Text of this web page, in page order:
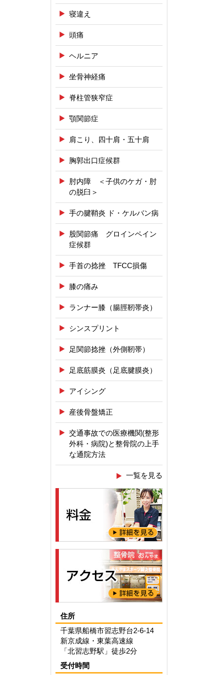
寝違え
頭痛
ヘルニア
坐骨神経痛
脊柱管狭窄症
顎関節症
肩こり、四十肩・五十肩
胸郭出口症候群
肘内障 ＜子供のケガ・肘
の脱臼＞
手の腱鞘炎 ド・ケルバン病
股関節痛 グロインペイン
症候群
手首の捻挫 TFCC損傷
膝の痛み
ランナー膝（腸脛靭帯炎）
シンスプリント
足関節捻挫（外側靭帯）
足底筋膜炎（足底腱膜炎）
アイシング
産後骨盤矯正
交通事故での医療機関(整形
外科・病院)と整骨院の上手
な通院方法
一覧を見る
住所
千葉県船橋市習志野台2-6-14
新京成線・東葉高速線
「北習志野駅」徒歩2分
受付時間